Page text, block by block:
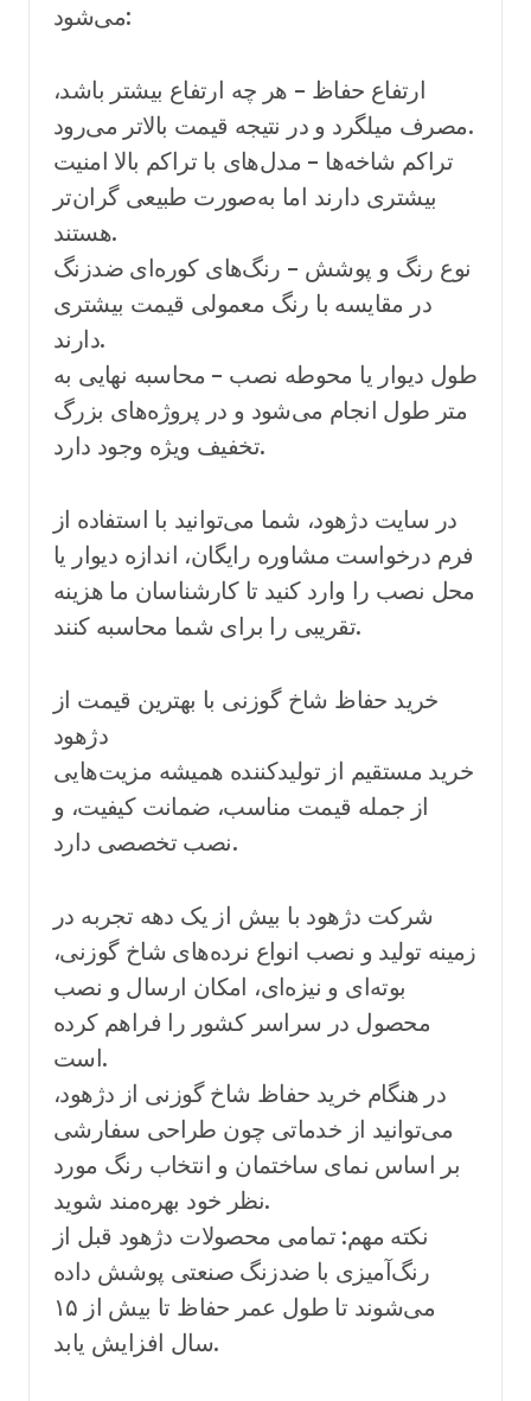
می‌شود:
ارتفاع حفاظ – هر چه ارتفاع بیشتر باشد،
مصرف میلگرد و در نتیجه قیمت بالاتر می‌رود.
تراکم شاخه‌ها – مدل‌های با تراکم بالا امنیت
بیشتری دارند اما به‌صورت طبیعی گران‌تر
هستند.
نوع رنگ و پوشش – رنگ‌های کوره‌ای ضدزنگ
در مقایسه با رنگ معمولی قیمت بیشتری
دارند.
طول دیوار یا محوطه نصب – محاسبه نهایی به
متر طول انجام می‌شود و در پروژه‌های بزرگ
تخفیف ویژه وجود دارد.
در سایت دژهود، شما می‌توانید با استفاده از
فرم درخواست مشاوره رایگان، اندازه دیوار یا
محل نصب را وارد کنید تا کارشناسان ما هزینه
تقریبی را برای شما محاسبه کنند.
خرید حفاظ شاخ گوزنی با بهترین قیمت از
دژهود
خرید مستقیم از تولیدکننده همیشه مزیت‌هایی
از جمله قیمت مناسب، ضمانت کیفیت، و
نصب تخصصی دارد.
شرکت دژهود با بیش از یک دهه تجربه در
زمینه تولید و نصب انواع نرده‌های شاخ گوزنی،
بوته‌ای و نیزه‌ای، امکان ارسال و نصب
محصول در سراسر کشور را فراهم کرده
است.
در هنگام خرید حفاظ شاخ گوزنی از دژهود،
می‌توانید از خدماتی چون طراحی سفارشی
بر اساس نمای ساختمان و انتخاب رنگ مورد
نظر خود بهره‌مند شوید.
نکته مهم: تمامی محصولات دژهود قبل از
رنگ‌آمیزی با ضدزنگ صنعتی پوشش داده
می‌شوند تا طول عمر حفاظ تا بیش از ۱۵
سال افزایش یابد.